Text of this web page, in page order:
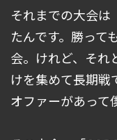
それまでの大会は
たんです。勝って
会。けれど、それ
けを集めて長期戦
オファーがあって